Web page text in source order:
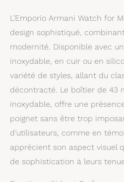
eaux
L’Emporio Armani Watch for
design sophistiqué,
modernité. Disponible avec
inoxydable, en cuir ou en
variété de styles, allant du
décontracté. Le boîtier de 43
inoxydable, offre une
poignet sans être trop
d’utilisateurs, comme en
apprécient son aspect visuel
de sophistication à leurs